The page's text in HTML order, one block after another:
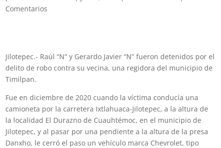
Comentarios
Jilotepec.- Raúl “N” y Gerardo Javier “N” fueron detenidos por el
delito de robo contra su vecina, una regidora del municipio de
Timilpan.
Fue en diciembre de 2020cuando la víctima conducía una
camioneta por la carretera Ixtlahuaca-Jilotepec, a la altura de
la localidad El Durazno de Cuauhtémoc, en el municipio de
Jilotepec, y al pasar por una pendiente a la altura de la presa
Danxho, le cerró el paso un vehículo marca Chevrolet, tipo